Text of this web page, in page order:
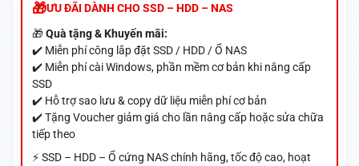
ƯU ĐÃI DÀNH CHO SSD – HDD – NAS
🎁Quà tặng & Khuyến mãi:
✔️ Miễn phí công lắp đặt SSD / HDD / Ổ NAS
✔️ Miễn phí cài Windows, phần mềm cơ bản khi nâng cấp
SSD
✔️ Hỗ trợ sao lưu & copy dữ liệu miễn phí cơ bản
✔️ Tặng Voucher giảm giá cho lần nâng cấp hoặc sửa chữa
tiếp theo
⚡ SSD – HDD – Ổ cứng NAS chính hãng, tốc độ cao, hoạt